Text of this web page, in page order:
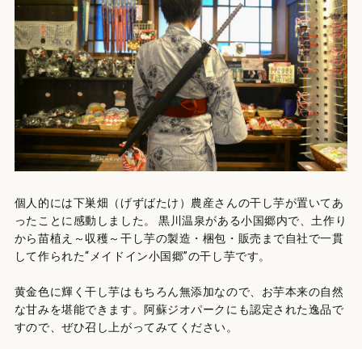
個人的には下巣畑（げずばたけ）農産さんの干し芋が置いてあ
ったことに感動しました。 黒川温泉がある小国郷内で、土作り
から苗植え～収穫～干し芋の製造・梱包・販売まで自社で一貫
して作られた“メイドイン小国郷”の干し芋です。
黄金色に輝く干し芋はもちろん無添加なので、お芋本来の自然
な甘みを堪能できます。阿蘇ジオパークにも認定された逸品で
すので、ぜひ召し上がってみてください。